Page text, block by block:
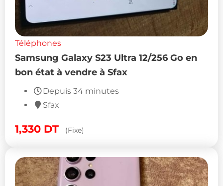
Téléphones
Samsung Galaxy S23 Ultra 12/256 Go en
bon état à vendre à Sfax
Depuis 34 minutes
Sfax
1,330 DT (Fixe)